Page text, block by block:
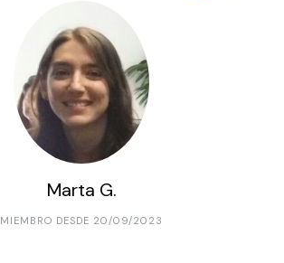
Marta G.
MIEMBRO DESDE 20/09/2023